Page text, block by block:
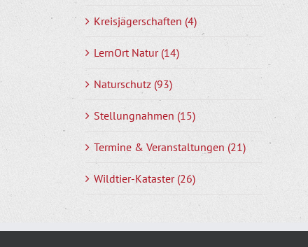
Kreisjägerschaften (4)
LernOrt Natur (14)
Naturschutz (93)
Stellungnahmen (15)
Termine & Veranstaltungen (21)
Wildtier-Kataster (26)